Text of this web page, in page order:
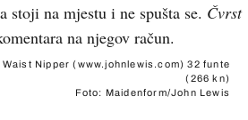
stoji na mjestu i ne spušta se. Čvrst
na njegov račun.
Nipper (www.johnlewis.com) 32 funte
(266 kn)
Foto: Maidenform/John Lewis